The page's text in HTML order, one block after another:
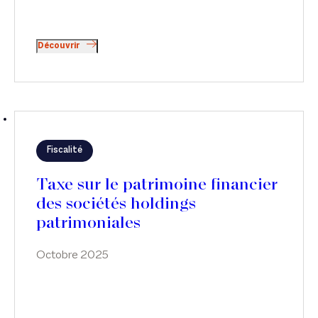
Découvrir
Fiscalité
Octobre 2025
Taxe sur le patrimoine financier
des sociétés holdings
patrimoniales